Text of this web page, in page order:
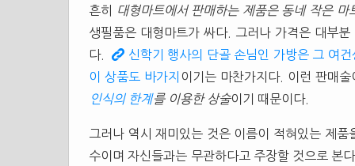
흔히
대형마트에서 판매하는 제품은 동네 작은
생필품은 대형마트가 싸다. 그러나 가격은 대부
다.
신학기 행사의 단골 손님인 가방은 그 여
이 상품도 바가지 이기는 마찬가지다. 이런 판매
인식의 한계를 이용한 상술이기 때문이다.
그러나 역시 재미있는 것은 이름이 적혀있는 제
수이며 자신들과는 무관하다고 주장할 것으로 본